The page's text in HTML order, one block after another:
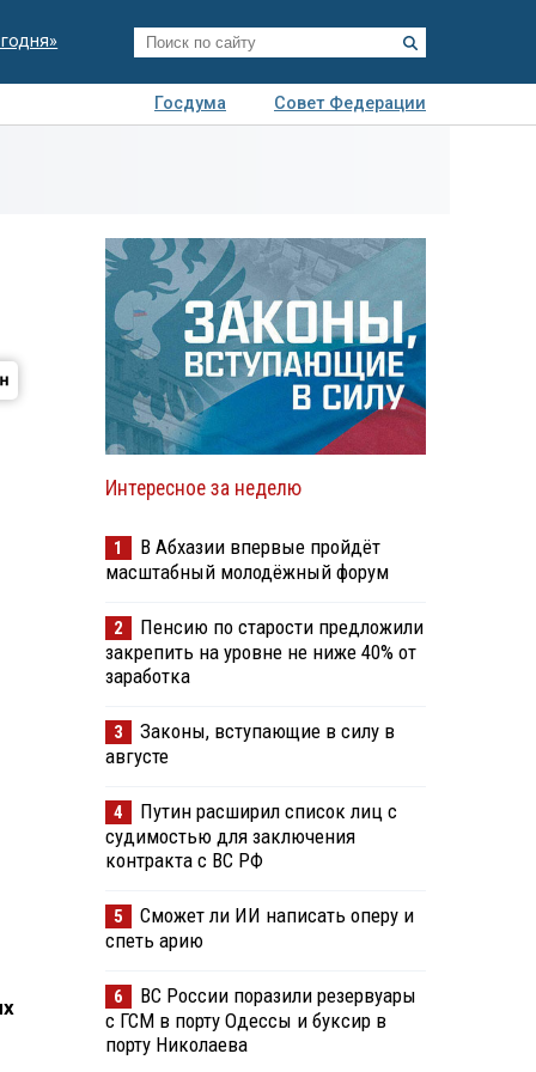
Госдума
Совет Федерации
Интересное за неделю
1
В Абхазии впервые пройдёт
масштабный молодёжный форум
2
Пенсию по старости предложили
закрепить на уровне не ниже 40% от
заработка
3
Законы, вступающие в силу в
августе
4
Путин расширил список лиц с
судимостью для заключения
контракта с ВС РФ
5
Сможет ли ИИ написать оперу и
спеть арию
6
ВС России поразили резервуары
с ГСМ в порту Одессы и буксир в
порту Николаева